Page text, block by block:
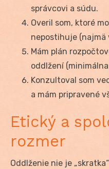
správcovi a súdu.
Overil som, ktoré
nepostihuje (najmä
Mám plán
oddlžení
Konzultoval som
a mám pripravené
Etický a
rozmer
Oddlženie nie je